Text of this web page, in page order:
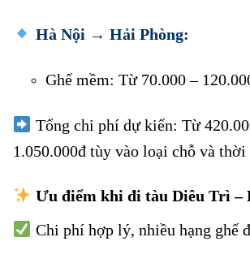
Hà Nội → Hải Phòng:
Ghế mềm: Từ 70.000 –
Tổng chi phí dự kiến: Từ
1.050.000đ tùy vào loại chỗ và thời
Ưu điểm khi đi tàu Diêu Trì –
Chi phí hợp lý, nhiều hạng ghế